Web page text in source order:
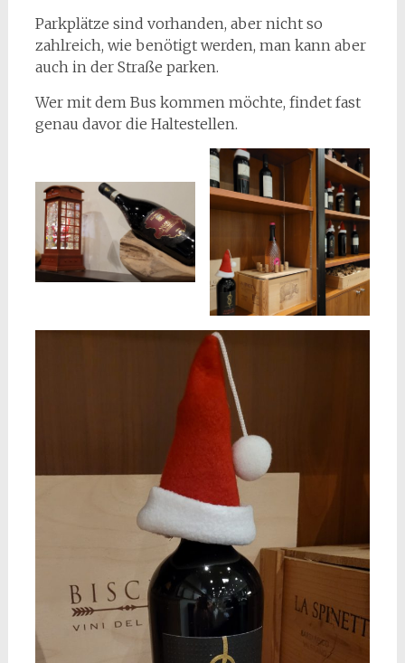
Parkplätze sind vorhanden, aber nicht so
zahlreich, wie benötigt werden, man kann aber
auch in der Straße parken.
Wer mit dem Bus kommen möchte, findet fast
genau davor die Haltestellen.